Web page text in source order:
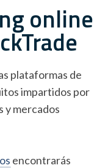
online
plataformas de
impartidos por
y mercados
encontrarás